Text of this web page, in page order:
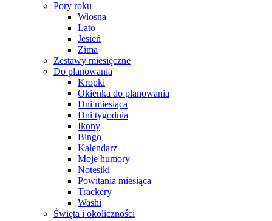
Pory roku
Wiosna
Lato
Jesień
Zima
Zestawy miesięczne
Do planowania
Kropki
Okienka do planowania
Dni miesiąca
Dni tygodnia
Ikony
Bingo
Kalendarz
Moje humory
Notesiki
Powitania miesiąca
Trackery
Washi
Święta i okoliczności